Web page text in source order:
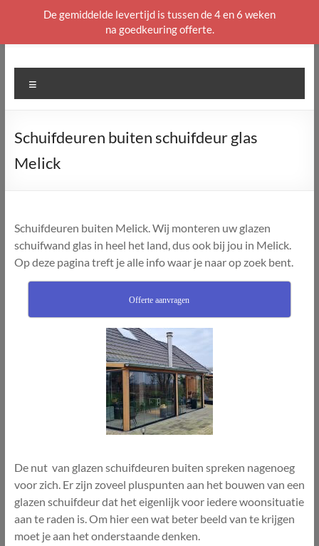
naar
Schuifdeuren buiten schuifdeur glas
Melick
Schuifdeuren buiten Melick. Wij monteren uw glazen
schuifwand glas in heel het land, dus ook bij jou in Melick.
Op deze pagina treft je alle info waar je naar op zoek bent.
Offerte aanvragen
De nut van glazen schuifdeuren buiten spreken nagenoeg
voor zich. Er zijn zoveel pluspunten aan het bouwen van een
glazen schuifdeur dat het eigenlijk voor iedere woonsituatie
aan te raden is. Om hier een wat beter beeld van te krijgen
moet je aan het onderstaande denken.
De gemiddelde levertijd is tussen de 4 en 6 weken
na goedkeuring offerte.